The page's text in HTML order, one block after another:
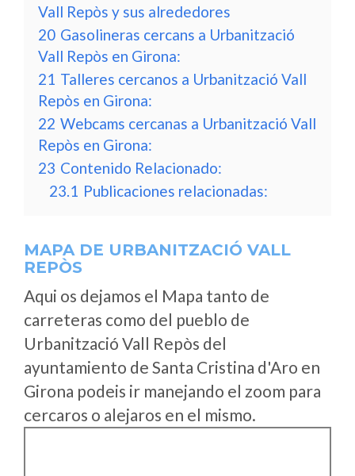
Vall Repòs y sus alrededores
20 Gasolineras cercans a Urbanització
Vall Repòs en Girona:
21 Talleres cercanos a Urbanització Vall
Repòs en Girona:
22 Webcams cercanas a Urbanització Vall
Repòs en Girona:
23 Contenido Relacionado:
23.1 Publicaciones relacionadas:
MAPA DE URBANITZACIÓ VALL
REPÒS
Aqui os dejamos el Mapa tanto de
carreteras como del pueblo de
Urbanització Vall Repòs del
ayuntamiento de Santa Cristina d'Aro en
Girona podeis ir manejando el zoom para
cercaros o alejaros en el mismo.